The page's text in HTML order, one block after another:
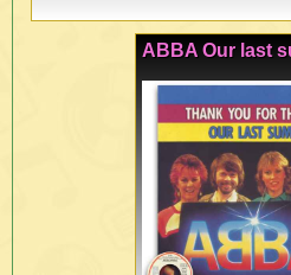
ABBA Our last